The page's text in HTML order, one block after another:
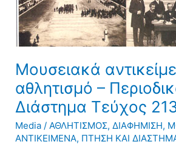
Μουσειακά
αθλητισμό –
Διάστημα Τεύχος
Media / ΑΘΛΗΤΙΣΜΟΣ, ΔΙΑΦΗΜΙΣΗ,
ΑΝΤΙΚΕΙΜΕΝΑ, ΠΤΗΣΗ ΚΑΙ